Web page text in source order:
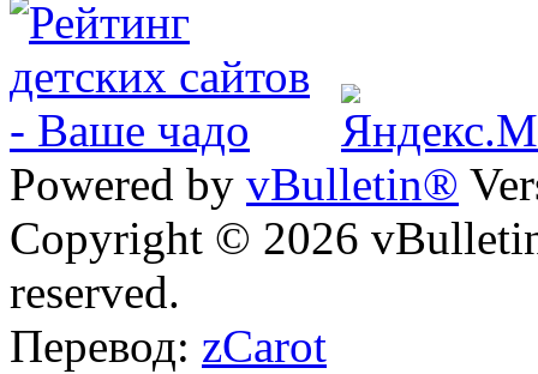
Powered by vBulletin®
Copyright © 2026
reserved.
Перевод: zCarot